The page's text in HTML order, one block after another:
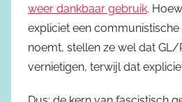
weer dankbaar gebruik.
expliciet een
noemt, stellen ze wel dat GL/
vernietigen, terwijl dat